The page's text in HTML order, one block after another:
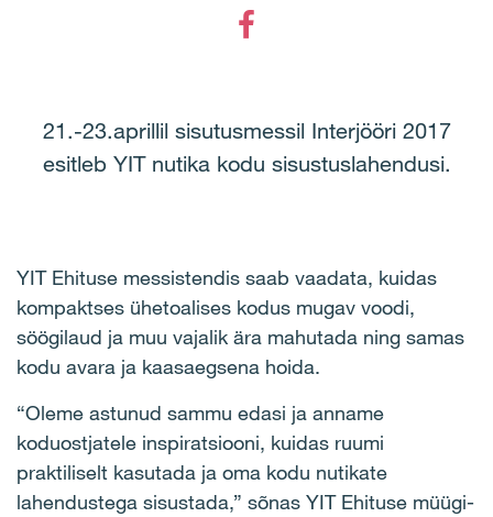
21.-23.aprillil sisutusmessil Interjööri 2017
esitleb YIT nutika kodu sisustuslahendusi.
YIT Ehituse messistendis saab vaadata, kuidas
kompaktses ühetoalises kodus mugav voodi,
söögilaud ja muu vajalik ära mahutada ning samas
kodu avara ja kaasaegsena hoida.
“Oleme astunud sammu edasi ja anname
koduostjatele inspiratsiooni, kuidas ruumi
praktiliselt kasutada ja oma kodu nutikate
lahendustega sisustada,” sõnas YIT Ehituse müügi-